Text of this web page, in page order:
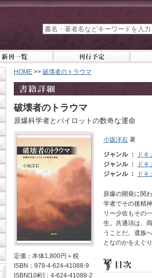
HOME >> 破壊者のトラウマ
破壊者のトラウマ
原爆科学者とパイロットの数奇な運命
定価：本体1,800円＋税
ISBN：978-4-624-41088-9
ISBN[10桁]：4-624-41088-2
小坂洋右 著
ジャンル ： ドキ
ジャンル ：
ドキ
ジャンル ：
ドキ
原爆の開発に関
学者でその後精
リー少佐もその
生。共通項は、
うことだ。遺族
となのかをえぐ